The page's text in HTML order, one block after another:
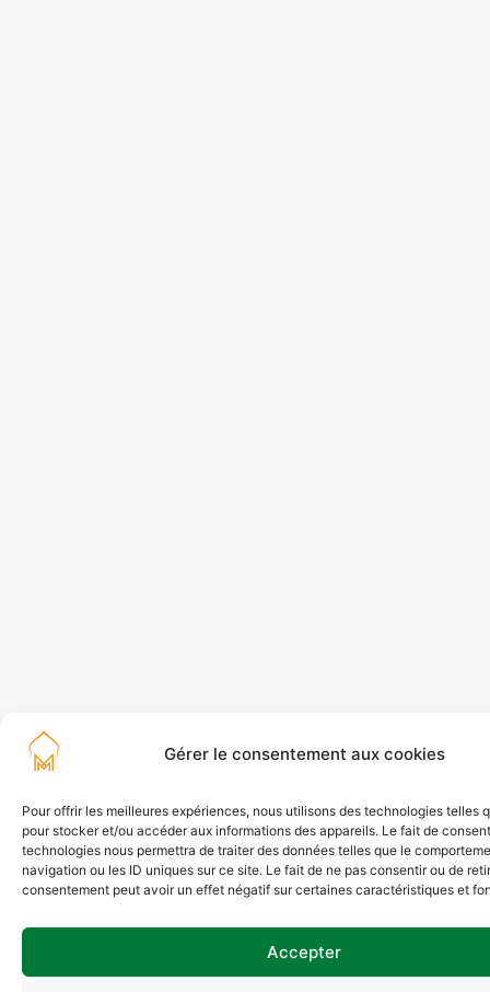
Gérer le consentement aux cookies
Pour offrir les meilleures expériences, nous utilisons des technologies telles
pour stocker et/ou accéder aux informations des appareils. Le fait de
technologies nous permettra de traiter des données telles que le
navigation ou les ID uniques sur ce site. Le fait de ne pas consentir ou de
consentement peut avoir un effet négatif sur certaines caractéristiques et
Accepter